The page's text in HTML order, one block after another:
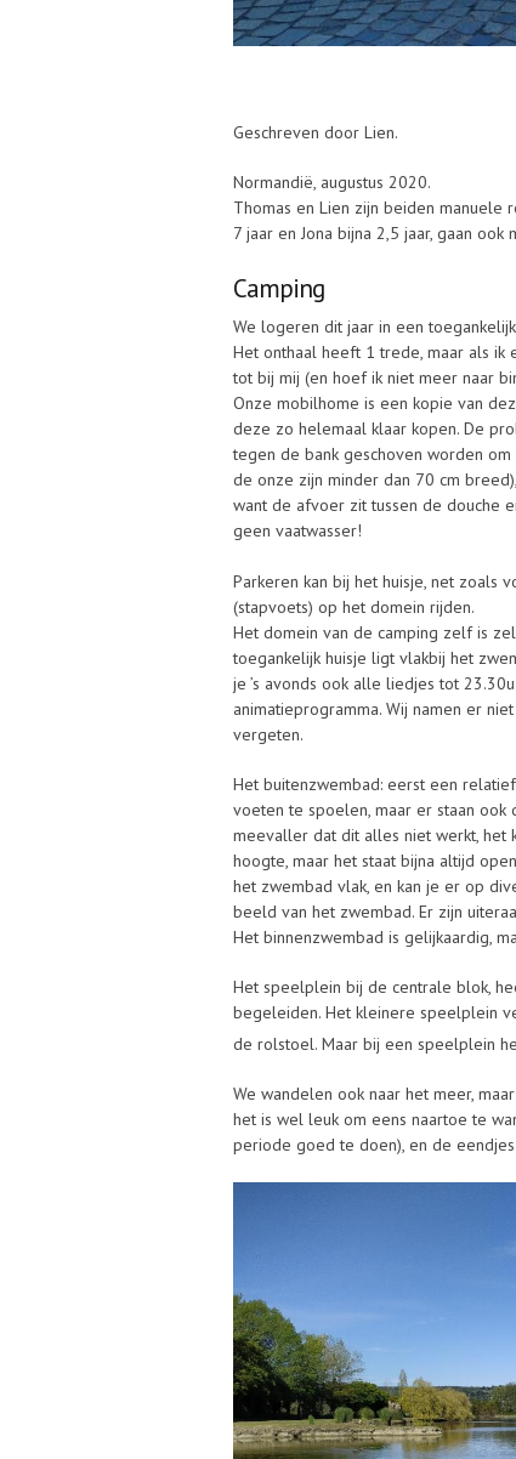
Geschreven door Lien.
Normandië, augustus 2020.
Thomas en Lien zijn beiden manuele
7 jaar en Jona bijna 2,5 jaar, gaan ook
Camping
We logeren dit jaar in een
Het onthaal heeft 1 trede, maar als
tot bij mij (en hoef ik niet meer naar
Onze mobilhome is een kopie van
deze zo helemaal klaar kopen. De
tegen de bank geschoven worden
de onze zijn minder dan 70 cm
want de afvoer zit tussen de douche
geen vaatwasser!
Parkeren kan bij het huisje, net zoals
(stapvoets) op het domein rijden.
Het domein van de camping zelf is
toegankelijk huisje ligt vlakbij het
je ’s avonds ook alle liedjes tot
animatieprogramma. Wij namen er
vergeten.
Het buitenzwembad: eerst een
voeten te spoelen, maar er staan
meevaller dat dit alles niet werkt, het
hoogte, maar het staat bijna altijd
het zwembad vlak, en kan je er op
beeld van het zwembad. Er zijn
Het binnenzwembad is gelijkaardig,
Het speelplein bij de centrale blok,
begeleiden. Het kleinere speelplein
de rolstoel. Maar bij een speelplein
We wandelen ook naar het meer,
het is wel leuk om eens naartoe te
periode goed te doen), en de